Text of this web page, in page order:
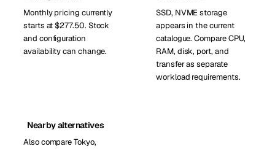
Monthly pricing currently
starts at $277.50. Stock
and configuration
availability can change.
SSD, NVME storage
appears in the current
catalogue. Compare CPU,
RAM, disk, port, and
transfer as separate
workload requirements.
Nearby alternatives
Also compare Tokyo,